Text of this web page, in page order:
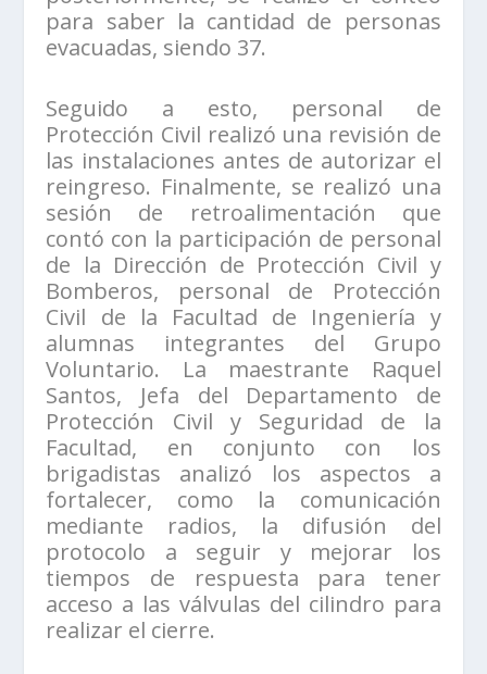
para saber la cantidad de personas
evacuadas, siendo 37.
Seguido a esto, personal de
Protección Civil realizó una revisión de
las instalaciones antes de autorizar el
reingreso. Finalmente, se realizó una
sesión de retroalimentación que
contó con la participación de personal
de la Dirección de Protección Civil y
Bomberos, personal de Protección
Civil de la Facultad de Ingeniería y
alumnas integrantes del Grupo
Voluntario. La maestrante Raquel
Santos, Jefa del Departamento de
Protección Civil y Seguridad de la
Facultad, en conjunto con los
brigadistas analizó los aspectos a
fortalecer, como la comunicación
mediante radios, la difusión del
protocolo a seguir y mejorar los
tiempos de respuesta para tener
acceso a las válvulas del cilindro para
realizar el cierre.